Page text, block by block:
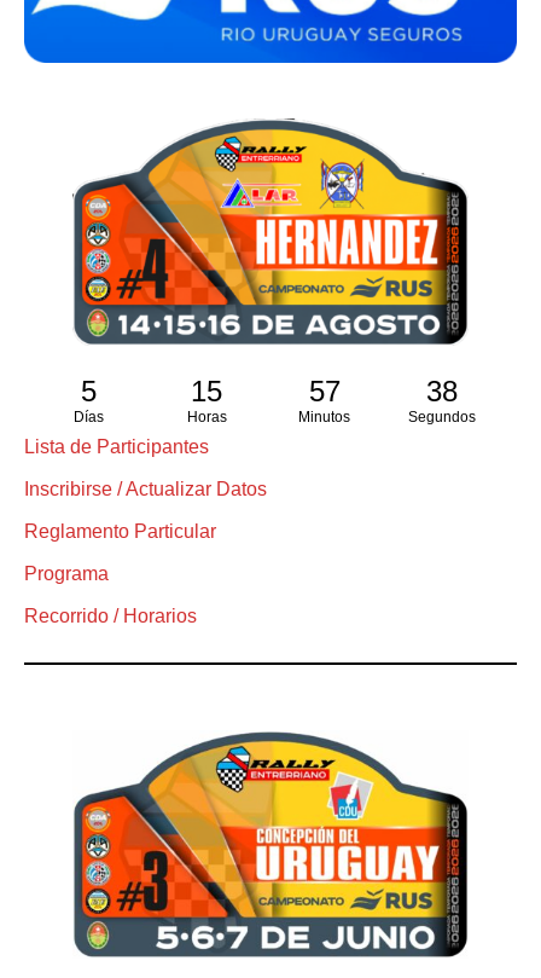
5
Días
15
Horas
57
Minutos
37
Segundos
Lista de Participantes
Inscribirse / Actualizar Datos
Reglamento Particular
Programa
Recorrido / Horarios